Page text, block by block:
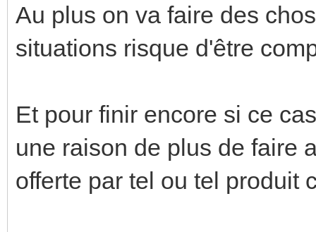
Au plus on va faire des
situations risque d'être
Et pour finir encore si ce
une raison de plus de faire
offerte par tel ou tel produit